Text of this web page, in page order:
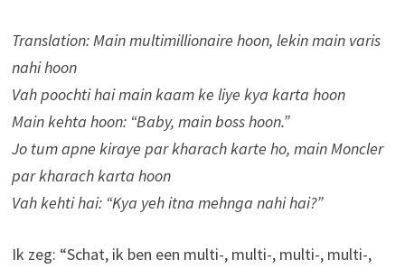
Translation: Main multimillionaire hoon, lekin main varis
nahi hoon
Vah poochti hai main kaam ke liye kya karta hoon
Main kehta hoon: “Baby, main boss hoon.”
Jo tum apne kiraye par kharach karte ho, main Moncler
par kharach karta hoon
Vah kehti hai: “Kya yeh itna mehnga nahi hai?”
Ik zeg: “Schat, ik ben een multi-, multi-, multi-, multi-,